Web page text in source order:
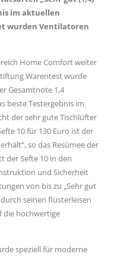
im aktuellen
wurden Ventilatoren
Home Comfort weiter
Warentest wurde
Gesamtnote 1,4
beste Testergebnis im
der sehr gute Tischlüfter
10 für 130 Euro ist der
so das Resümee der
der Sefte 10 in den
und Sicherheit
von bis zu „Sehr gut
seinen flüsterleisen
die hochwertige
speziell für moderne